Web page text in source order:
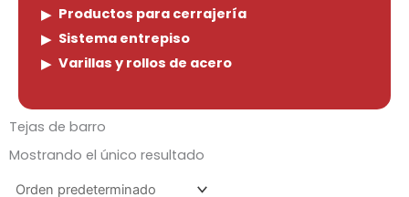
Productos para cerrajería
Sistema entrepiso
Varillas y rollos de acero
Tejas de barro
Mostrando el único resultado